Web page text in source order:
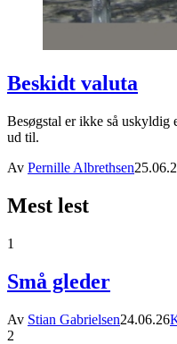
Beskidt valuta
Besøgstal er ikke så uskyldig
ud til.
Av Pernille Albrethsen
Mest lest
1
Små gleder
Av Stian Gabrielsen24.06.26
2